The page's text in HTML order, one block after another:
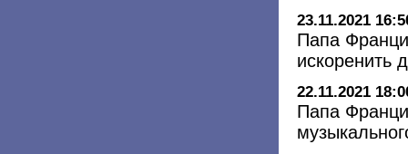
23.11.2021
Папа
искоренить
22.11.2021
Папа